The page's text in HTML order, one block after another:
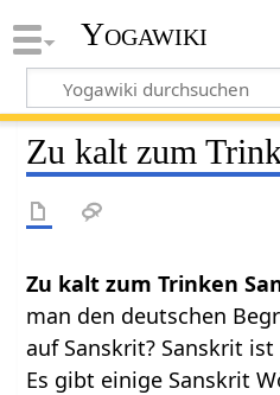
Yogawiki
Zu kalt zum
Zu kalt zum Trinken
man den deutschen
auf Sanskrit? Sanskrit
Es gibt einige Sanskrit